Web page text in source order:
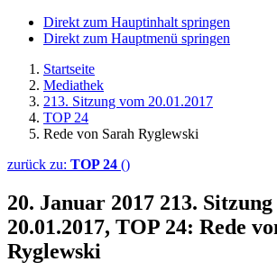
Direkt zum Hauptinhalt springen
Direkt zum Hauptmenü springen
Startseite
Mediathek
213. Sitzung vom 20.01.2017
TOP 24
Rede von Sarah Ryglewski
zurück zu: TOP 24 ()
20. Januar 2017 213.
20.01.2017, TOP 24: Rede
Ryglewski